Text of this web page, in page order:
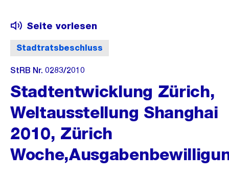
Stadtratsbeschluss
Seite vorlesen
StRB Nr. 0283/2010
Stadtentwicklung Zürich,
Weltausstellung Shanghai
2010, Zürich